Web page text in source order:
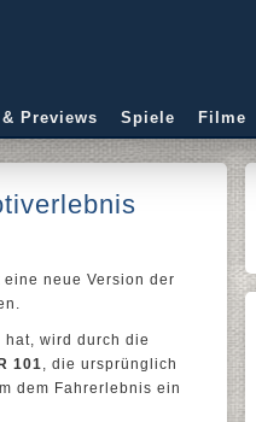
Previews Spiele Filme
neue Version der
wird durch die
101, die ursprünglich
dem Fahrerlebnis ein